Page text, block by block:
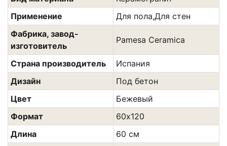
Применение
Для пола,Для стен
Фабрика, завод-
изготовитель
Pamesa Ceramica
Страна производитель
Испания
Дизайн
Под бетон
Цвет
Бежевый
Формат
60х120
Длина
60 см